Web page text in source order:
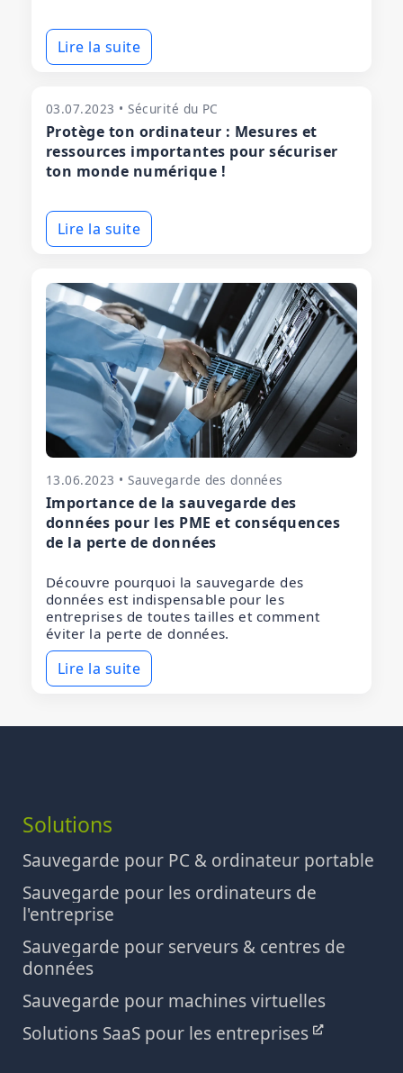
Lire la suite
03.07.2023 • Sécurité du PC
Protège ton ordinateur : Mesures et
ressources importantes pour sécuriser
ton monde numérique !
Lire la suite
13.06.2023 • Sauvegarde des données
Importance de la sauvegarde des
données pour les PME et conséquences
de la perte de données
Découvre pourquoi la sauvegarde des
données est indispensable pour les
entreprises de toutes tailles et comment
éviter la perte de données.
Lire la suite
Solutions
Sauvegarde pour PC & ordinateur portable
Sauvegarde pour les ordinateurs de
l'entreprise
Sauvegarde pour serveurs & centres de
données
Sauvegarde pour machines virtuelles
Solutions SaaS pour les entreprises